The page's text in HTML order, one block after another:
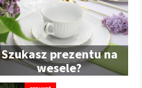
Szukasz prezentu na
wesele?